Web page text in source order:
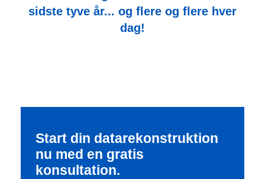
sidste tyve år... og flere og flere hver
dag!
Start din datarekonstruktion
nu med en gratis
konsultation.